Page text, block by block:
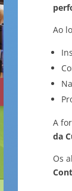
Ao
A
da
Os